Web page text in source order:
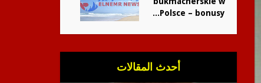
Polsce – bonusy...
أحدث المقالات